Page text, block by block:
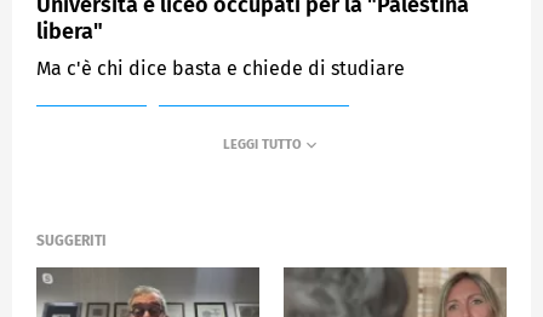
libera"
Ma c'è chi dice basta e chiede di studiare
SUGGERITI